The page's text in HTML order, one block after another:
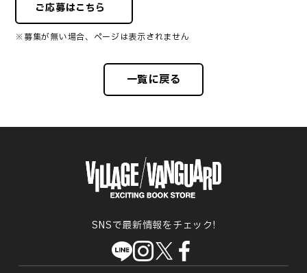
ご応募はこちら
※募集が無い場合、ページは表示されません
一覧に戻る
SNSで最新情報をチェック!